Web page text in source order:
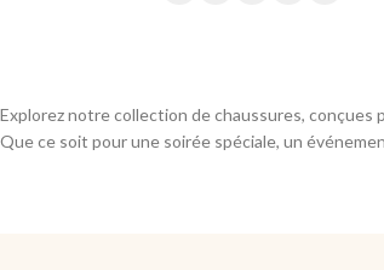
Explorez notre collection de chaussures, conçues
Que ce soit pour une soirée spéciale, un